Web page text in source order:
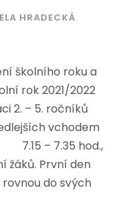
HRADECKÁ
školního roku a
rok 2021/2022
2. – 5. ročníků
vchodem
– 7.35 hod.,
žáků. První den
do svých